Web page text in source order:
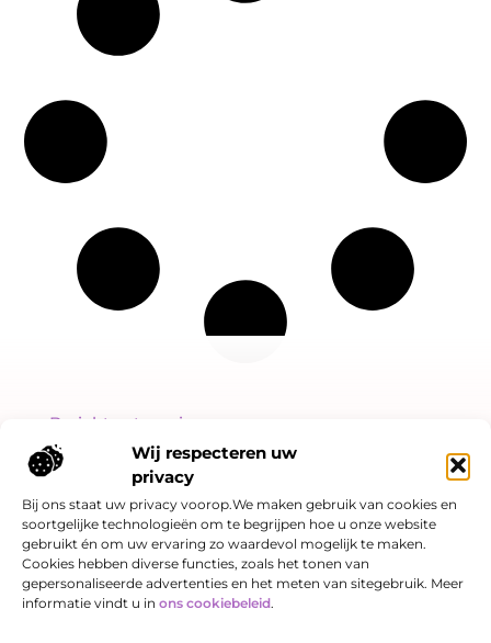
Wij respecteren uw
privacy
Bij ons staat uw privacy voorop.We maken gebruik van cookies en
soortgelijke technologieën om te begrijpen hoe u onze website
gebruikt én om uw ervaring zo waardevol mogelijk te maken.
Cookies hebben diverse functies, zoals het tonen van
gepersonaliseerde advertenties en het meten van sitegebruik. Meer
informatie vindt u in ons cookiebeleid.
Onze informatie
Bericht categorie